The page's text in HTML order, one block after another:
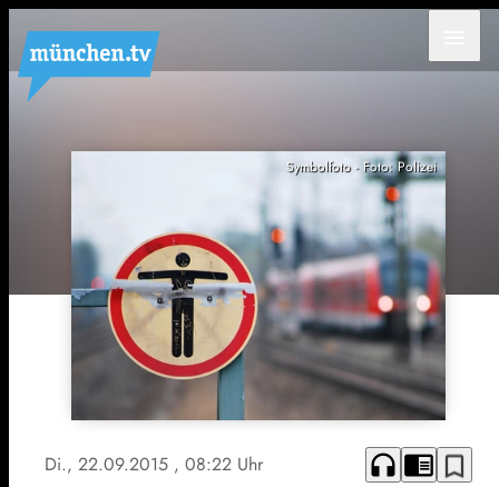
Symbolfoto - Foto: Polizei
Di., 22.09.2015 , 08:22 Uhr headphones chrome_reader_mode bookmark_border